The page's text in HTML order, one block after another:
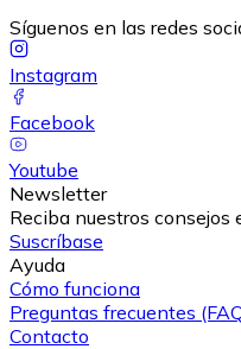
Síguenos en las redes
Instagram
Facebook
Youtube
Newsletter
Reciba nuestros consejos
Suscríbase
Ayuda
Cómo funciona
Preguntas frecuentes
Contacto